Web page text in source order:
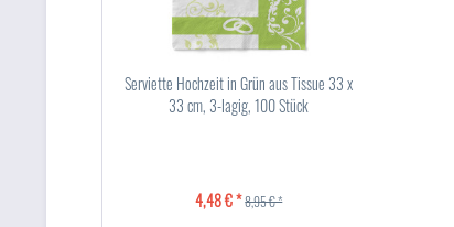
Serviette Hochzeit in Grün aus Tissue 33 x
33 cm, 3-lagig, 100 Stück
4,48 € *8,95 € *